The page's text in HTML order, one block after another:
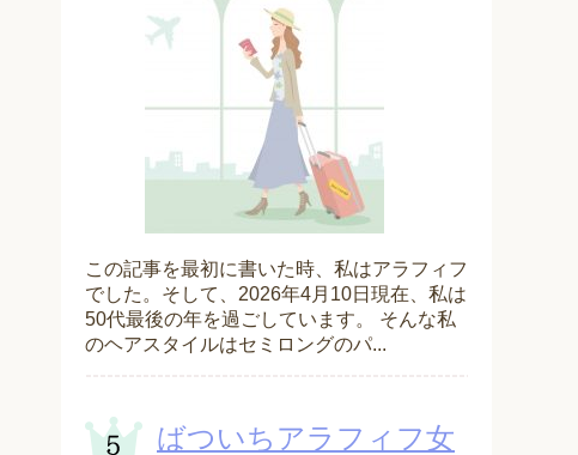
この記事を最初に書いた時、私はアラフィフ
でした。そして、2026年4月10日現在、私は
50代最後の年を過ごしています。 そんな私
のヘアスタイルはセミロングのパ...
ばついちアラフィフ女